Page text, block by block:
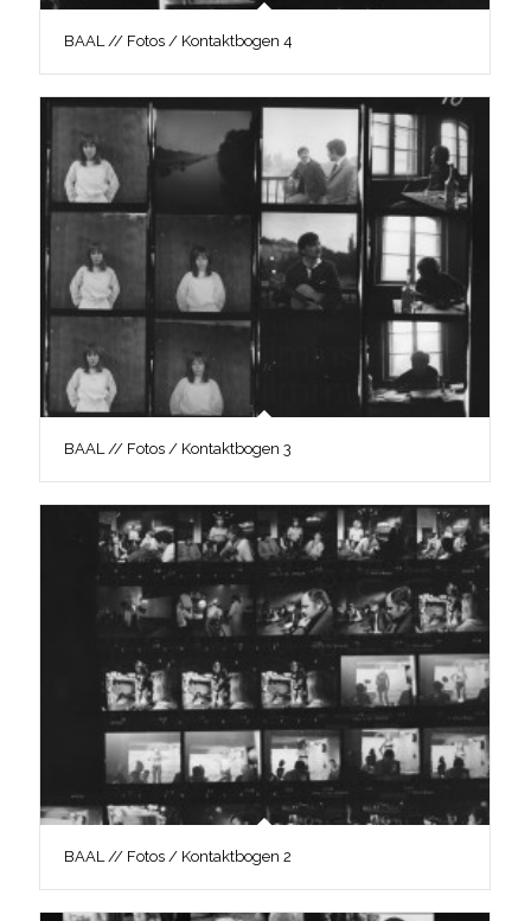
BAAL // Fotos / Kontaktbogen 4
BAAL // Fotos / Kontaktbogen 3
BAAL // Fotos / Kontaktbogen 2